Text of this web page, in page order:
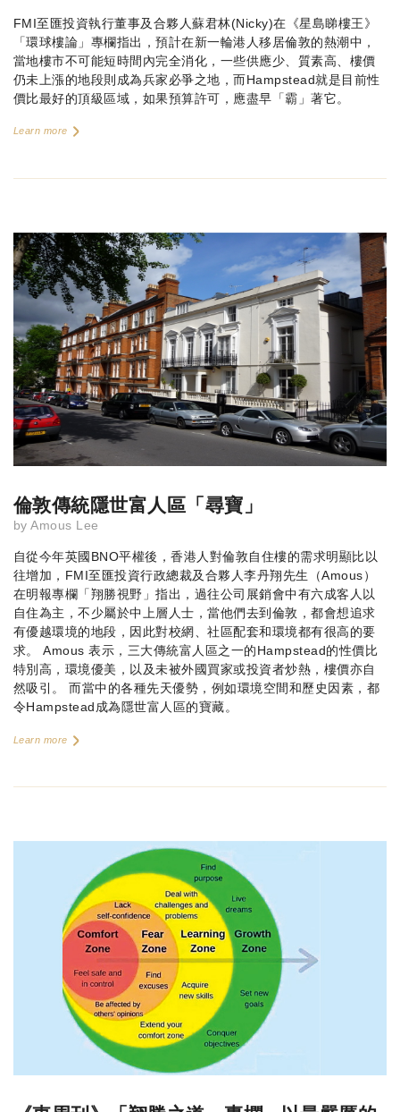
FMI至匯投資執行董事及合夥人蘇君林(Nicky)在《星島睇樓王》
「環球樓論」專欄指出，預計在新一輪港人移居倫敦的熱潮中，
當地樓市不可能短時間內完全消化，一些供應少、質素高、樓價
仍未上漲的地段則成為兵家必爭之地，而Hampstead就是目前性
價比最好的頂級區域，如果預算許可，應盡早「霸」著它。
Learn more
倫敦傳統隱世富人區「尋寶」
by Amous Lee
自從今年英國BNO平權後，香港人對倫敦自住樓的需求明顯比以
往增加，FMI至匯投資行政總裁及合夥人李丹翔先生（Amous）
在明報專欄「翔勝視野」指出，過往公司展銷會中有六成客人以
自住為主，不少屬於中上層人士，當他們去到倫敦，都會想追求
有優越環境的地段，因此對校網、社區配套和環境都有很高的要
求。 Amous 表示，三大傳統富人區之一的Hampstead的性價比
特別高，環境優美，以及未被外國買家或投資者炒熱，樓價亦自
然吸引。 而當中的各種先天優勢，例如環境空間和歷史因素，都
令Hampstead成為隱世富人區的寶藏。
Learn more